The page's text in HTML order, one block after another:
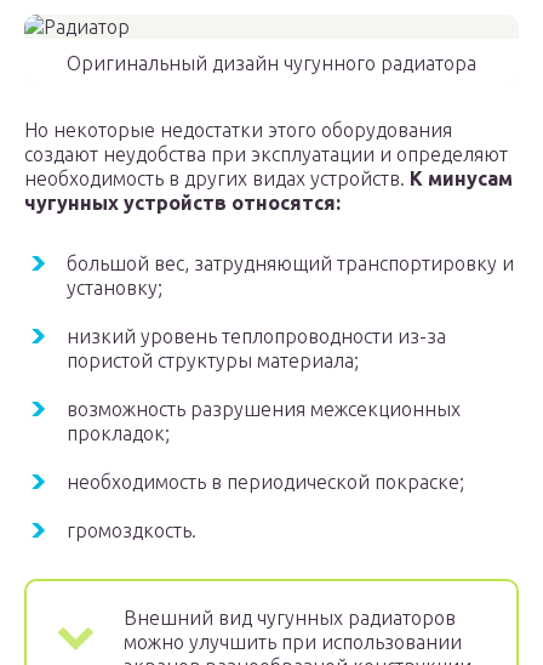
Оригинальный дизайн чугунного радиатора
Но некоторые недостатки этого оборудования
создают неудобства при эксплуатации и определяют
необходимость в других видах устройств. К минусам
чугунных устройств относятся:
большой вес, затрудняющий транспортировку и
установку;
низкий уровень теплопроводности из-за
пористой структуры материала;
возможность разрушения межсекционных
прокладок;
необходимость в периодической покраске;
громоздкость.
Внешний вид чугунных радиаторов
можно улучшить при использовании